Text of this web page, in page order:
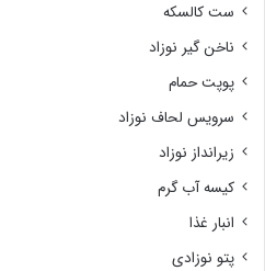
ست کالسکه
ناخن گیر نوزاد
پوپت حمام
سرویس لحاف نوزاد
زیرانداز نوزاد
کیسه آب گرم
انبار غذا
پتو نوزادی